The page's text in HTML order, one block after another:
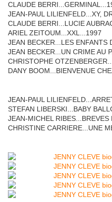
CLAUDE
JEAN-PAUL LILIENFELD...XY,
CLAUDE BERRI...LUCIE
ARIEL ZEITOUM...XXL...1997
JEAN BECKER...LES ENFANTS
JEAN BECKER...UN CRIME AU
CHRISTOPHE
DANY BOOM...BIENVENUE
JEAN-PAUL
STEFAN LIBERSKI...BABY
JEAN-MICHEL
CHRISTINE CARRIERE...UNE